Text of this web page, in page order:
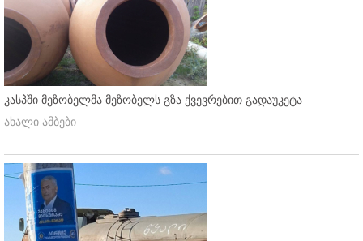
კასპში მეზობელმა მეზობელს გზა ქვევრებით გადაუკეტა
ახალი ამბები